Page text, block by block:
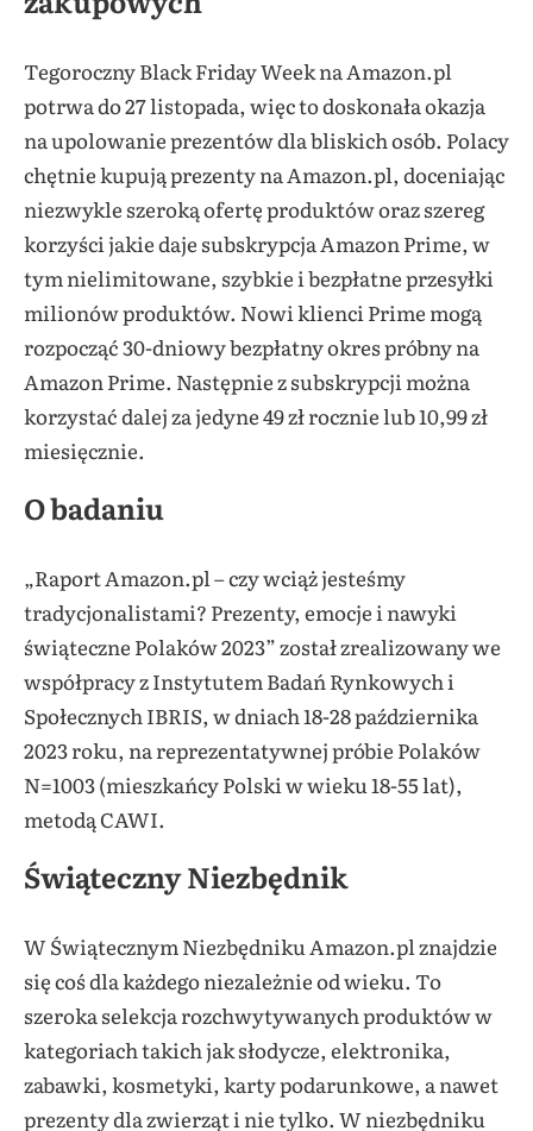
Tegoroczny Black Friday Week na Amazon.pl
potrwa do 27 listopada, więc to doskonała okazja
na upolowanie prezentów dla bliskich osób. Polacy
chętnie kupują prezenty na Amazon.pl, doceniając
niezwykle szeroką ofertę produktów oraz szereg
korzyści jakie daje subskrypcja Amazon Prime, w
tym nielimitowane, szybkie i bezpłatne przesyłki
milionów produktów. Nowi klienci Prime mogą
rozpocząć 30-dniowy bezpłatny okres próbny na
Amazon Prime. Następnie z subskrypcji można
korzystać dalej za jedyne 49 zł rocznie lub 10,99 zł
miesięcznie.
O badaniu
„Raport Amazon.pl – czy wciąż jesteśmy
tradycjonalistami? Prezenty, emocje i nawyki
świąteczne Polaków 2023” został zrealizowany we
współpracy z Instytutem Badań Rynkowych i
Społecznych IBRIS, w dniach 18-28 października
2023 roku, na reprezentatywnej próbie Polaków
N=1003 (mieszkańcy Polski w wieku 18-55 lat),
metodą CAWI.
Świąteczny Niezbędnik
W Świątecznym Niezbędniku Amazon.pl znajdzie
się coś dla każdego niezależnie od wieku. To
szeroka selekcja rozchwytywanych produktów w
kategoriach takich jak słodycze, elektronika,
zabawki, kosmetyki, karty podarunkowe, a nawet
prezenty dla zwierząt i nie tylko. W niezbędniku